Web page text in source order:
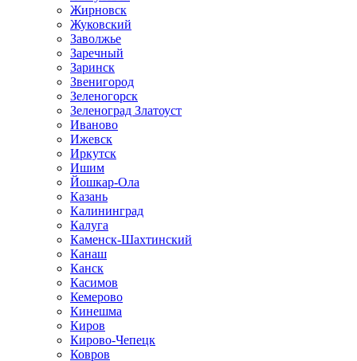
Жирновск
Жуковский
Заволжье
Заречный
Заринск
Звенигород
Зеленогорск
Зеленоград Златоуст
Иваново
Ижевск
Иркутск
Ишим
Йошкар-Ола
Казань
Калининград
Калуга
Каменск-Шахтинский
Канаш
Канск
Касимов
Кемерово
Кинешма
Киров
Кирово-Чепецк
Ковров